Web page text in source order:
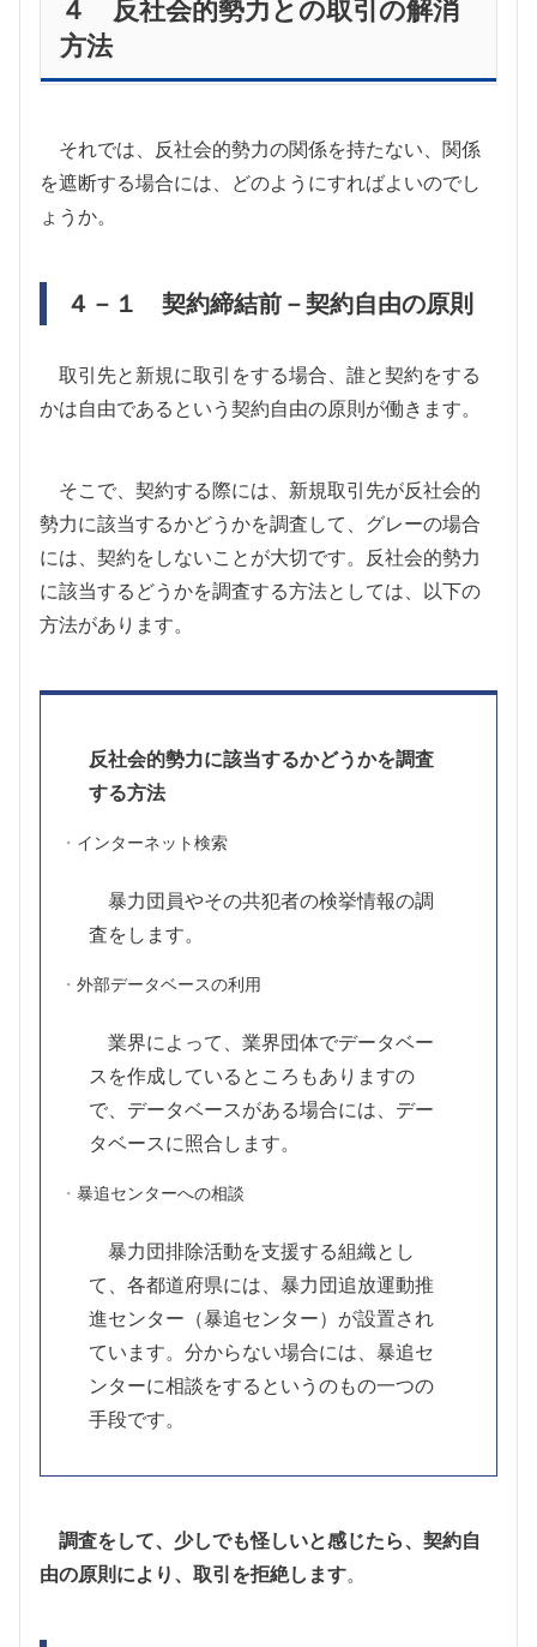
４ 反社会的勢力との取引の解消
方法
それでは、反社会的勢力の関係を持たない、関係
を遮断する場合には、どのようにすればよいのでし
ょうか。
４－１ 契約締結前－契約自由の原則
取引先と新規に取引をする場合、誰と契約をする
かは自由であるという契約自由の原則が働きます。
そこで、契約する際には、新規取引先が反社会的
勢力に該当するかどうかを調査して、グレーの場合
には、契約をしないことが大切です。反社会的勢力
に該当するどうかを調査する方法としては、以下の
方法があります。
反社会的勢力に該当するかどうかを調査
する方法
インターネット検索
暴力団員やその共犯者の検挙情報の調
査をします。
外部データベースの利用
業界によって、業界団体でデータベー
スを作成しているところもありますの
で、データベースがある場合には、デー
タベースに照合します。
暴追センターへの相談
暴力団排除活動を支援する組織とし
て、各都道府県には、暴力団追放運動推
進センター（暴追センター）が設置され
ています。分からない場合には、暴追セ
ンターに相談をするというのもの一つの
手段です。
調査をして、少しでも怪しいと感じたら、契約自
由の原則により、取引を拒絶します。